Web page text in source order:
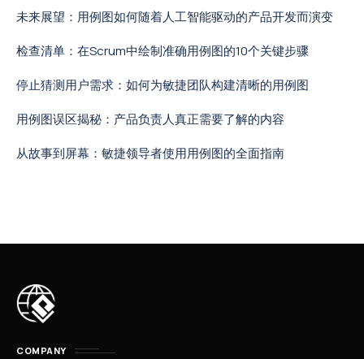
未来展望：用例图如何随着人工智能驱动的产品开发而演变
检查清单：在Scrum中绘制准确用例图的10个关键步骤
停止猜测用户需求：如何为敏捷团队构建清晰的用例图
用例图误区揭秘：产品负责人真正需要了解的内容
从故事到屏幕：敏捷领导者使用用例图的全面指南
COMPANY